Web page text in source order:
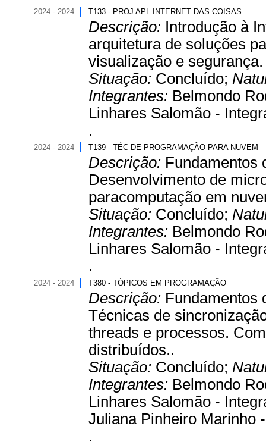
2024 - 2024 T133 - PROJ APL INTERNET DAS COISAS
Descrição: Introdução à
arquitetura de soluções
visualização e
Situação: Concluído;
Integrantes: Belmondo
Linhares Salomão -
.
2024 - 2024 T139 - TÉC DE PROGRAMAÇÃO PARA NUVEM
Descrição: Fundamentos
Desenvolvimento de
paracomputação em
Situação: Concluído;
Integrantes: Belmondo
Linhares Salomão -
.
2024 - 2024 T380 - TÓPICOS EM PROGRAMAÇÃO
Descrição: Fundamentos
Técnicas de
threads e processos.
distribuídos..
Situação: Concluído;
Integrantes: Belmondo
Linhares Salomão -
Juliana Pinheiro Marinho
.